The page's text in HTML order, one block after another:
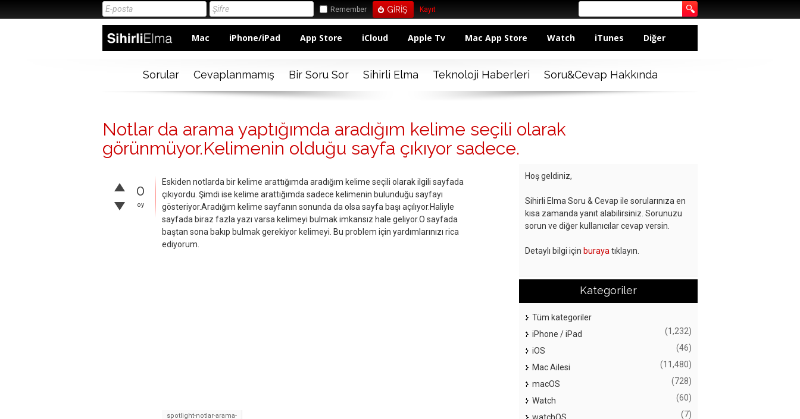
Remember Kayıt
Mac iPhone/iPad App Store iCloud Apple Tv Mac App Store Watch iTunes Diğer
Sorular Cevaplanmamış Bir Soru Sor Sihirli Elma Teknoloji Haberleri Soru&Cevap Hakkında
Notlar da arama yaptığımda aradığım kelime seçili olarak
görünmüyor.Kelimenin olduğu sayfa çıkıyor sadece.
0
oy
Eskiden notlarda bir kelime arattığımda aradığım kelime seçili olarak ilgili sayfada
çıkıyordu. Şimdi ise kelime arattığımda sadece kelimenin bulunduğu sayfayı
gösteriyor.Aradığım kelime sayfanın sonunda da olsa sayfa başı açılıyor.Haliyle
sayfada biraz fazla yazı varsa kelimeyi bulmak imkansız hale geliyor.O sayfada
baştan sona bakıp bulmak gerekiyor kelimeyi. Bu problem için yardımlarınızı rica
ediyorum.
spotlight-notlar-arama-
Hoş geldiniz,
Sihirli Elma Soru & Cevap ile sorularınıza en
kısa zamanda yanıt alabilirsiniz. Sorunuzu
sorun ve diğer kullanıcılar cevap versin.
Detaylı bilgi için buraya tıklayın.
Kategoriler
Tüm kategoriler
iPhone / iPad
(1,232)
iOS (46)
Mac Ailesi (11,480)
macOS (728)
Watch (60)
(7)